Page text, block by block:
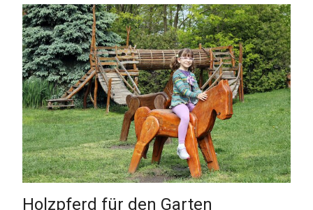
Holzpferd für den Garten